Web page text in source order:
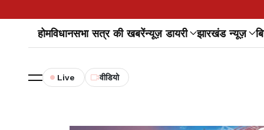
होमविधानसभा सत्र की खबरेंन्यूज़ डायरी झारखंड न्यूज़
Live वीडियो